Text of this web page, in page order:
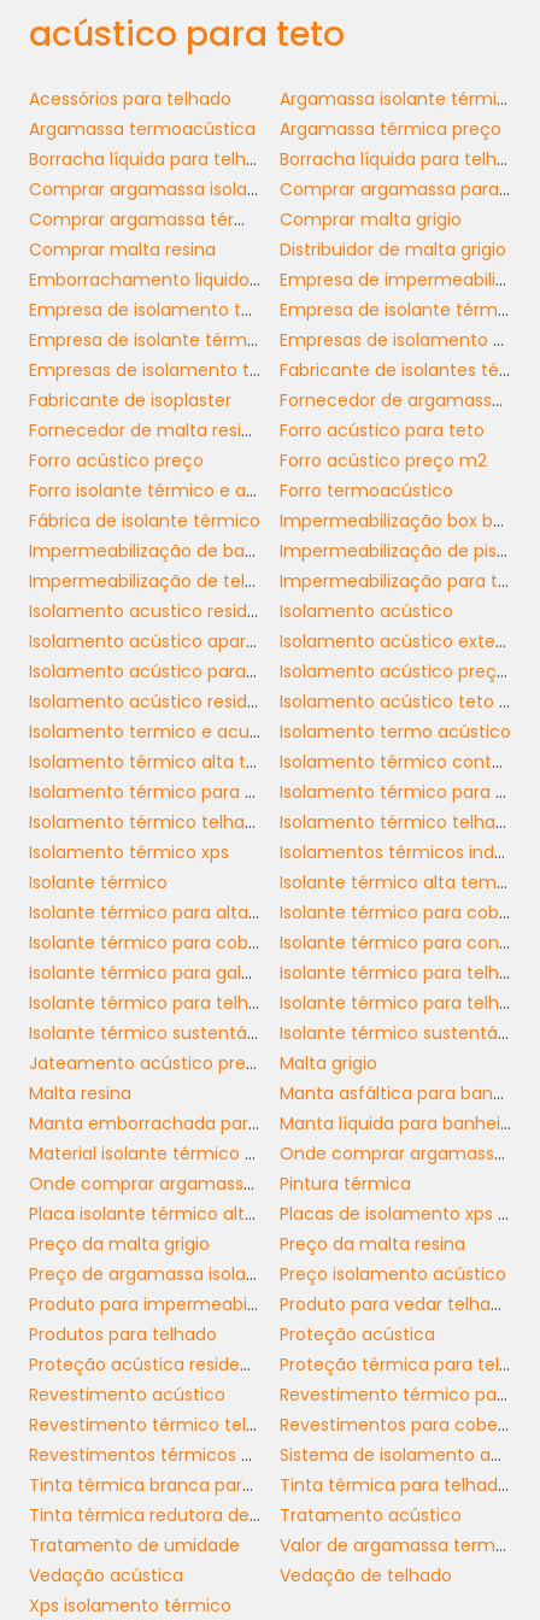
muito diálogo e atividades sonoras.
Além da espuma, há os painéis de lã de rocha
e de fibra de vidro. Estes materiais oferecem
uma excelente performance acústica, bem
como propriedades térmicas que ajudam a
regular a temperatura do ambiente.
Dependendo das necessidades da sua
empresa, você pode encontrar uma
variedade de opções que atendem tanto à
acústica quanto ao design.
INSTALAÇÃO E
MANUTENÇÃO DO FORRO
ACÚSTICO
A instalação do forro acústico para teto
pode ser realizada de maneira rápida e limpa,
dependendo do tipo de material escolhido. A
maioria dos sistemas de forro são projetados
para serem montados em estruturas pré-
existentes, possibilitando que o processo seja
realizado sem grandes intervenções na
infraestrutura do ambiente. Uma instalação
bem feita não só garante a eficiência
acústica, mas também prolonga a
durabilidade do material.
A manutenção do forro acústico é
relativamente simples. Para que o material
mantenha suas propriedades ao longo do
tempo, é recomendado realizar limpezas
periódicas para remover poeira e sujeira.
Muitas opções de forros acústicos são
resistentes e fáceis de limpar, garantindo não
apenas um bom desempenho, mas também
uma aparência sempre renovada.
INVESTIMENTO E RETORNO
Investir emforro acústico para tetoé uma
decisão estratégica para empresas que
buscam aprimorar a qualidade do ambiente
de trabalho. Embora possa haver custos
associados à aquisição e instalação, os
benefícios a longo prazo superam
amplamente o investimento inicial. A
eficiência na comunicação, a redução do
estresse auditivo e o aumento da
produtividade são aspectos que trazem
retorno significativo.
Considere também que ambientes bem
projetados atraem e retêm talentos. Com a
acústico para teto
Acessórios para telhado
Argamassa isolante térmica
Argamassa termoacústica
Argamassa térmica preço
Borracha líquida para telhado
Borracha líquida para telhado preço
Comprar argamassa isolante térmica em sp
Comprar argamassa para isolamento térmico em sp
Comprar argamassa térmica
Comprar malta grigio
Comprar malta resina
Distribuidor de malta grigio
Emborrachamento liquido para telhado
Empresa de impermeabilização de telhados
Empresa de isolamento térmico
Empresa de isolante térmico para cobertura
Empresa de isolante térmico para telhados
Empresas de isolamento acústico
Empresas de isolamento térmico industrial
Fabricante de isolantes térmicos
Fabricante de isoplaster
Fornecedor de argamassa para isolamento térmico em sp
Fornecedor de malta resina
Forro acústico para teto
Forro acústico preço
Forro acústico preço m2
Forro isolante térmico e acústico
Forro termoacústico
Fábrica de isolante térmico
Impermeabilização box banheiro
Impermeabilização de banheiro
Impermeabilização de piso de banheiro
Impermeabilização de telhados industriais
Impermeabilização para telhado
Isolamento acustico residencial preço
Isolamento acústico
Isolamento acústico apartamento teto
Isolamento acústico externo
Isolamento acústico para apartamento
Isolamento acústico preço m2
Isolamento acústico residencial
Isolamento acústico teto residencial
Isolamento termico e acustico
Isolamento termo acústico
Isolamento térmico alta temperatura
Isolamento térmico container preço
Isolamento térmico para galpões
Isolamento térmico para telhado galvanizado
Isolamento térmico telhado industrial
Isolamento térmico telhado zinco
Isolamento térmico xps
Isolamentos térmicos industriais
Isolante térmico
Isolante térmico alta temperatura
Isolante térmico para alta temperatura sp
Isolante térmico para cobertura preço
Isolante térmico para coberturas
Isolante térmico para container comprar
Isolante térmico para galpão
Isolante térmico para telhado
Isolante térmico para telhado de amianto
Isolante térmico para telhado preço
Isolante térmico sustentável
Isolante térmico sustentável preço
Jateamento acústico preço m2
Malta grigio
Malta resina
Manta asfáltica para banheiro
Manta emborrachada para telhado
Manta líquida para banheiro
Material isolante térmico alta temperatura
Onde comprar argamassa para isolamento térmico em sp
Onde comprar argamassa termo isolante
Pintura térmica
Placa isolante térmico alta temperatura
Placas de isolamento xps preço
Preço da malta grigio
Preço da malta resina
Preço de argamassa isolante térmica
Preço isolamento acústico
Produto para impermeabilizar telhado
Produto para vedar telhado
Produtos para telhado
Proteção acústica
Proteção acústica residencial
Proteção térmica para telhados
Revestimento acústico
Revestimento térmico para telhado em sp
Revestimento térmico telhado
Revestimentos para coberturas
Revestimentos térmicos para telhados preço
Sistema de isolamento acústico
Tinta térmica branca para telhados
Tinta térmica para telhado preço
Tinta térmica redutora de calor
Tratamento acústico
Tratamento de umidade
Valor de argamassa termo isolante
Vedação acústica
Vedação de telhado
Xps isolamento térmico